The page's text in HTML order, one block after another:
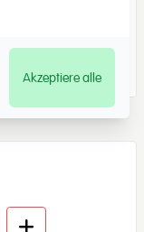
Akzeptiere alle